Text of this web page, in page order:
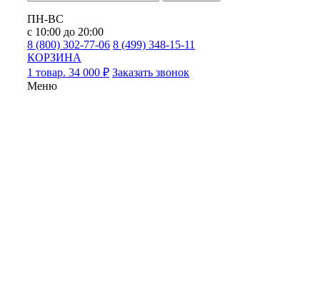
ПН-ВС
с 10:00 до 20:00
8 (800) 302-77-06 8 (499) 348-15-11
КОРЗИНА
1 товар. 34 000 ₽ Заказать звонок
Меню